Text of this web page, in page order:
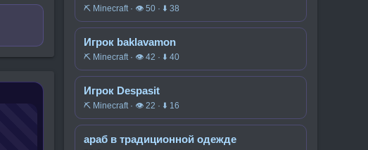
⛏️ Minecraft · 👁 50 · ⬇ 38
Игрок baklavamon
⛏️ Minecraft · 👁 42 · ⬇ 40
Игрок Despasit
⛏️ Minecraft · 👁 22 · ⬇ 16
араб в традиционной одежде